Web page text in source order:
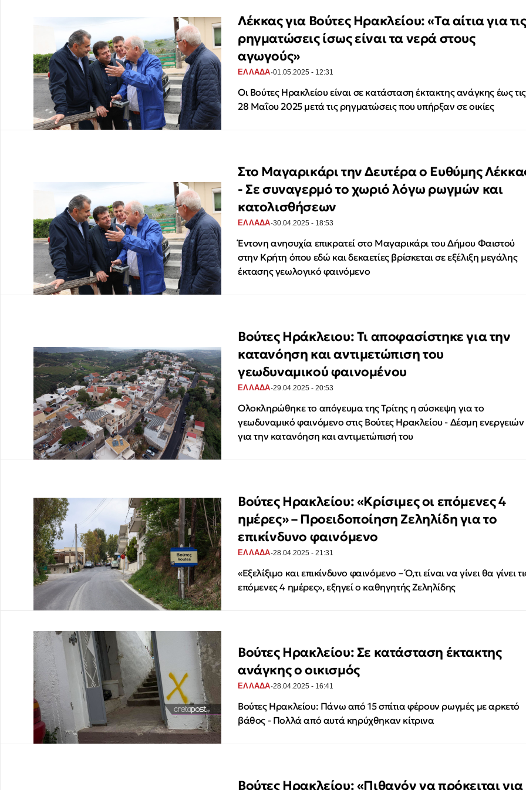
Λέκκας για Βούτες Ηρακλείου: «Τα αίτια για τις
ρηγματώσεις ίσως είναι τα νερά στους
αγωγούς»
ΕΛΛΑΔΑ·01.05.2025 - 12:31
Οι Βούτες Ηρακλείου είναι σε κατάσταση έκτακτης ανάγκης έως τις
28 Μαΐου 2025 μετά τις ρηγματώσεις που υπήρξαν σε οικίες
Στο Μαγαρικάρι την Δευτέρα ο Ευθύμης
- Σε συναγερμό το χωριό λόγω ρωγμών και
κατολισθήσεων
ΕΛΛΑΔΑ·30.04.2025 - 18:53
Έντονη ανησυχία επικρατεί στο Μαγαρικάρι του Δήμου Φαιστού
στην Κρήτη όπου εδώ και δεκαετίες βρίσκεται σε εξέλιξη μεγάλης
έκτασης γεωλογικό φαινόμενο
Βούτες Ηράκλειου: Τι αποφασίστηκε για την
κατανόηση και αντιμετώπιση του
γεωδυναμικού φαινομένου
ΕΛΛΑΔΑ·29.04.2025 - 20:53
Ολοκληρώθηκε το απόγευμα της Τρίτης η σύσκεψη για το
γεωδυναμικό φαινόμενο στις Βούτες Ηρακλείου - Δέσμη ενεργειών
για την κατανόηση και αντιμετώπισή του
Βούτες Ηρακλείου: «Κρίσιμες οι επόμενες 4
ημέρες» – Προειδοποίηση Ζεληλίδη για το
επικίνδυνο φαινόμενο
ΕΛΛΑΔΑ·28.04.2025 - 21:31
«Εξελίξιμο και επικίνδυνο φαινόμενο – Ό,τι είναι να γίνει θα γίνει
επόμενες 4 ημέρες», εξηγεί ο καθηγητής Ζεληλίδης
Βούτες Ηρακλείου: Σε κατάσταση έκτακτης
ανάγκης ο οικισμός
ΕΛΛΑΔΑ·28.04.2025 - 16:41
Βούτες Ηρακλείου: Πάνω από 15 σπίτια φέρουν ρωγμές με αρκετό
βάθος - Πολλά από αυτά κηρύχθηκαν κίτρινα
Βούτες Ηρακλείου: «Πιθανόν να πρόκειται για